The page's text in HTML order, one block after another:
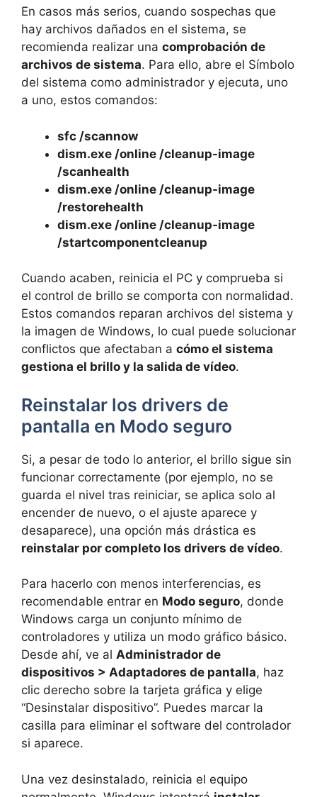
En casos más serios, cuando sospechas que
hay archivos dañados en el sistema, se
recomienda realizar una comprobación de
archivos de sistema. Para ello, abre el Símbolo
del sistema como administrador y ejecuta, uno
a uno, estos comandos:
sfc /scannow
dism.exe /online /cleanup-image
/scanhealth
dism.exe /online /cleanup-image
/restorehealth
dism.exe /online /cleanup-image
/startcomponentcleanup
Cuando acaben, reinicia el PC y comprueba si
el control de brillo se comporta con normalidad.
Estos comandos reparan archivos del sistema y
la imagen de Windows, lo cual puede solucionar
conflictos que afectaban a cómo el sistema
gestiona el brillo y la salida de vídeo.
Reinstalar los drivers de
pantalla en Modo seguro
Si, a pesar de todo lo anterior, el brillo sigue sin
funcionar correctamente (por ejemplo, no se
guarda el nivel tras reiniciar, se aplica solo al
encender de nuevo, o el ajuste aparece y
desaparece), una opción más drástica es
reinstalar por completo los drivers de vídeo.
Para hacerlo con menos interferencias, es
recomendable entrar en Modo seguro, donde
Windows carga un conjunto mínimo de
controladores y utiliza un modo gráfico básico.
Desde ahí, ve al Administrador de
dispositivos > Adaptadores de pantalla, haz
clic derecho sobre la tarjeta gráfica y elige
“Desinstalar dispositivo”. Puedes marcar la
casilla para eliminar el software del controlador
si aparece.
Una vez desinstalado, reinicia el equipo